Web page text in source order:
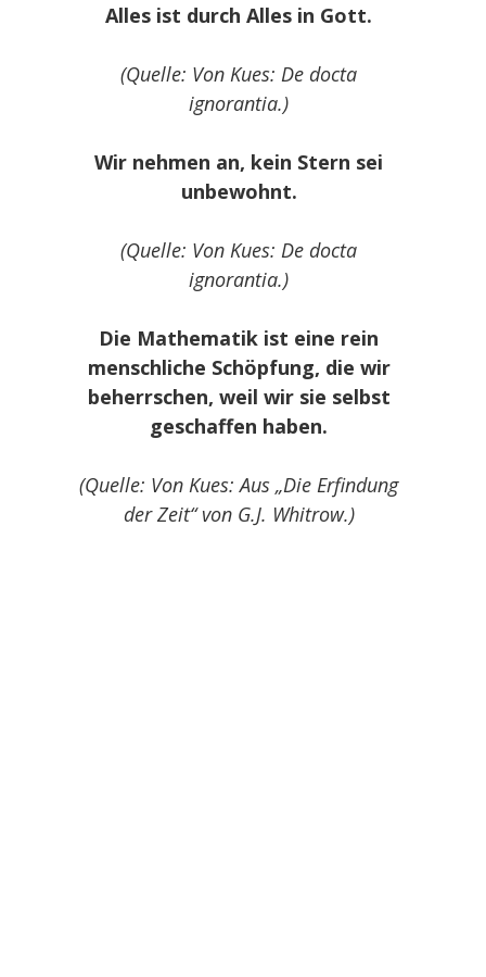
Alles ist durch Alles in Gott.
(Quelle: Von Kues: De docta
ignorantia.)
Wir nehmen an, kein Stern sei
unbewohnt.
(Quelle: Von Kues: De docta
ignorantia.)
Die Mathematik ist eine rein
menschliche Schöpfung, die wir
beherrschen, weil wir sie selbst
geschaffen haben.
(Quelle: Von Kues: Aus „Die Erfindung
der Zeit“ von G.J. Whitrow.)